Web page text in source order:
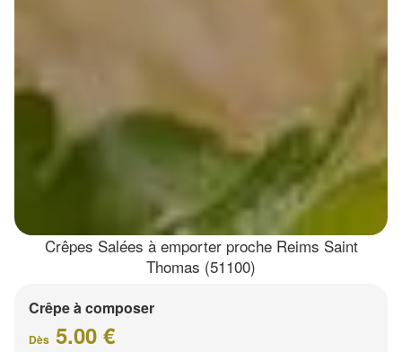
Crêpes Salées à emporter proche Reims Saint
Thomas (51100)
Crêpe à composer
Dès 5.00 €